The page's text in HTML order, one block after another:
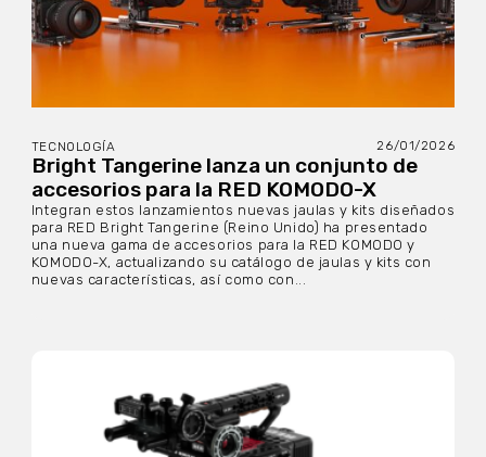
TECNOLOGÍA 26/01/2026
Bright Tangerine lanza un conjunto de
accesorios para la RED KOMODO-X
Integran estos lanzamientos nuevas jaulas y kits diseñados
para RED Bright Tangerine (Reino Unido) ha presentado
una nueva gama de accesorios para la RED KOMODO y
KOMODO-X, actualizando su catálogo de jaulas y kits con
nuevas características, así como con...